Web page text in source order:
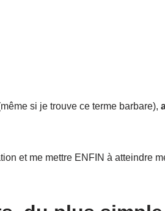
si je trouve ce terme barbare),
et me mettre ENFIN à atteindre